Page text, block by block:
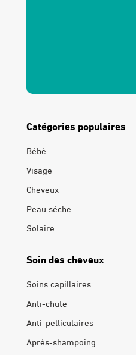
Catégories populaires
Bébé
Visage
Cheveux
Peau séche
Solaire
Soin des cheveux
Soins capillaires
Anti-chute
Anti-pelliculaires
Aprés-shampoing